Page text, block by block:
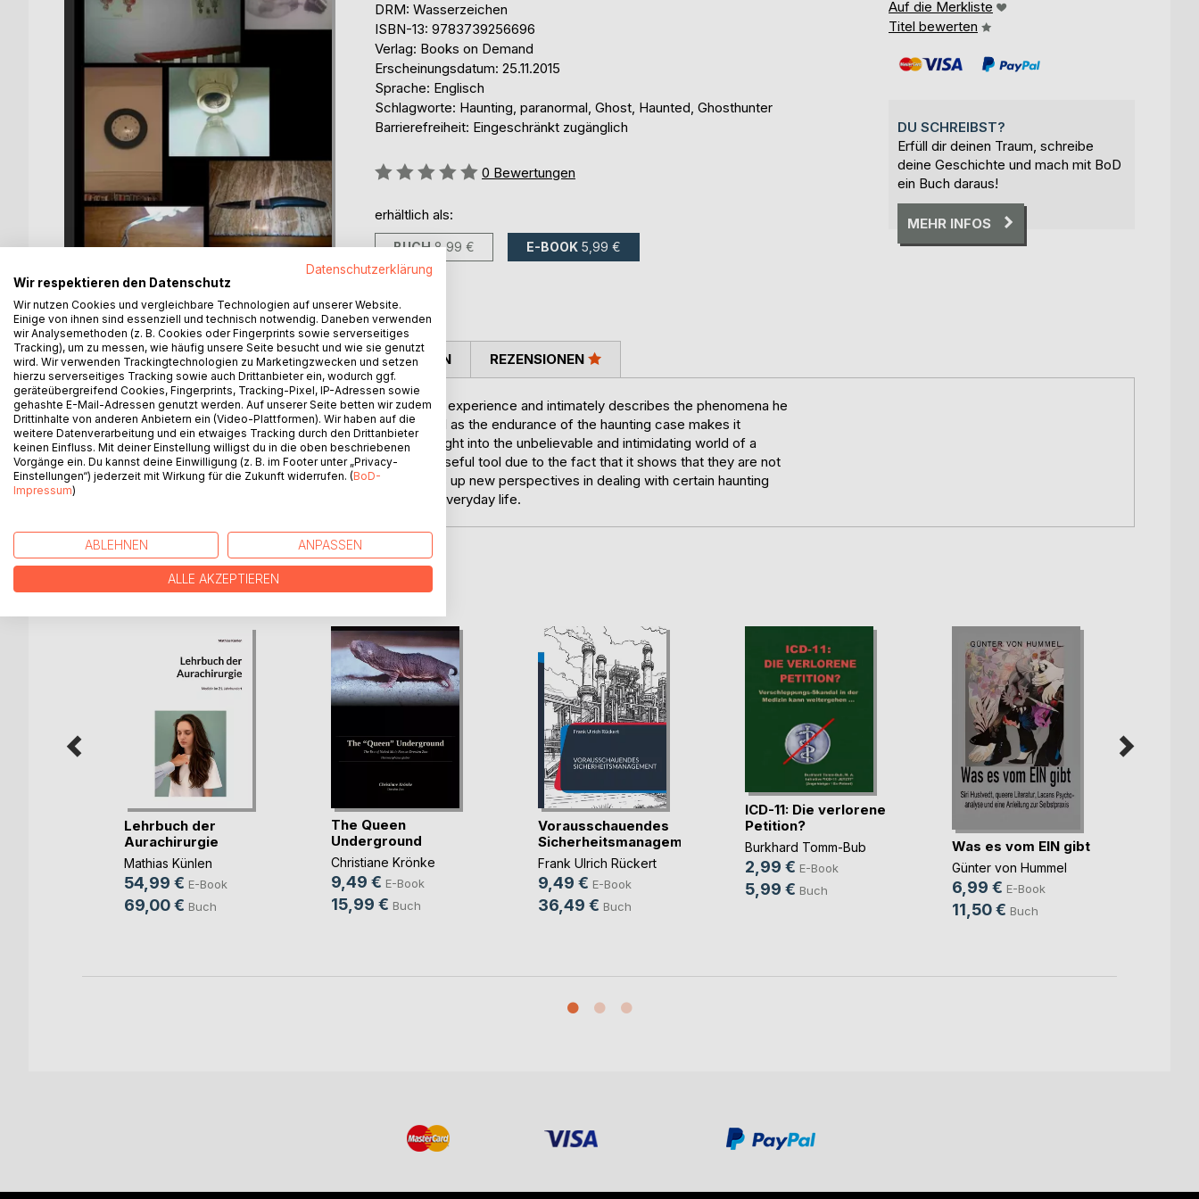
DRM: Wasserzeichen
ISBN-13: 9783739256696
Verlag: Books on Demand
Erscheinungsdatum: 25.11.2015
Sprache: Englisch
Schlagworte: Haunting, paranormal, Ghost, Haunted, Ghosthunter
Barrierefreiheit: Eingeschränkt zugänglich
Bewertung::
0 Bewertungen
erhältlich als:
BUCH 8,99 € E-BOOK 5,99 €
Auf die Merkliste
Titel bewerten
DU SCHREIBST?
Erfüll dir deinen Traum, schreibe
deine Geschichte und mach mit BoD
ein Buch daraus!
MEHR INFOS
BESCHREIBUNG
The author looks back at a total of thirty years of haunting experience and intimately describes the phenomena he
witnessed over a long span of time. The obstinacy as well as the endurance of the haunting case makes it
incredibly unique and allows the reader to get a better insight into the unbelievable and intimidating world of a
haunting victim. Those affected, may use this book as a useful tool due to the fact that it shows that they are not
alone with their seemingly ungraspable problems. It opens up new perspectives in dealing with certain haunting
appearances. When the supernatural becomes a part of everyday life.
AUTOR/IN PRESSESTIMMEN REZENSIONEN
WEITERE TITEL BEIBoD
Lehrbuch der
Aurachirurgie
Mathias Künlen
54,99 € E-Book
69,00 € Buch
The Queen
Underground
Christiane Krönke
9,49 € E-Book
15,99 € Buch
Vorausschauendes
Sicherheitsmanagement
Frank Ulrich Rückert
9,49 € E-Book
36,49 € Buch
ICD-11: Die verlorene
Petition?
Burkhard Tomm-Bub
2,99 € E-Book
5,99 € Buch
Was es vom EIN gibt
Günter von Hummel
6,99 € E-Book
11,50 € Buch
Datenschutzerklärung
Wir respektieren den Datenschutz
Wir nutzen Cookies und vergleichbare Technologien auf unserer Website.
Einige von ihnen sind essenziell und technisch notwendig. Daneben verwenden
wir Analysemethoden (z. B. Cookies oder Fingerprints sowie serverseitiges
Tracking), um zu messen, wie häufig unsere Seite besucht und wie sie genutzt
wird. Wir verwenden Trackingtechnologien zu Marketingzwecken und setzen
hierzu serverseitiges Tracking sowie auch Drittanbieter ein, wodurch ggf.
geräteübergreifend Cookies, Fingerprints, Tracking-Pixel, IP-Adressen sowie
gehashte E-Mail-Adressen genutzt werden. Auf unserer Seite betten wir zudem
Drittinhalte von anderen Anbietern ein (Video-Plattformen). Wir haben auf die
weitere Datenverarbeitung und ein etwaiges Tracking durch den Drittanbieter
keinen Einfluss. Mit deiner Einstellung willigst du in die oben beschriebenen
Vorgänge ein. Du kannst deine Einwilligung (z. B. im Footer unter „Privacy-
Einstellungen“) jederzeit mit Wirkung für die Zukunft widerrufen. (BoD-
Impressum)
ABLEHNEN ANPASSEN
ALLE AKZEPTIEREN